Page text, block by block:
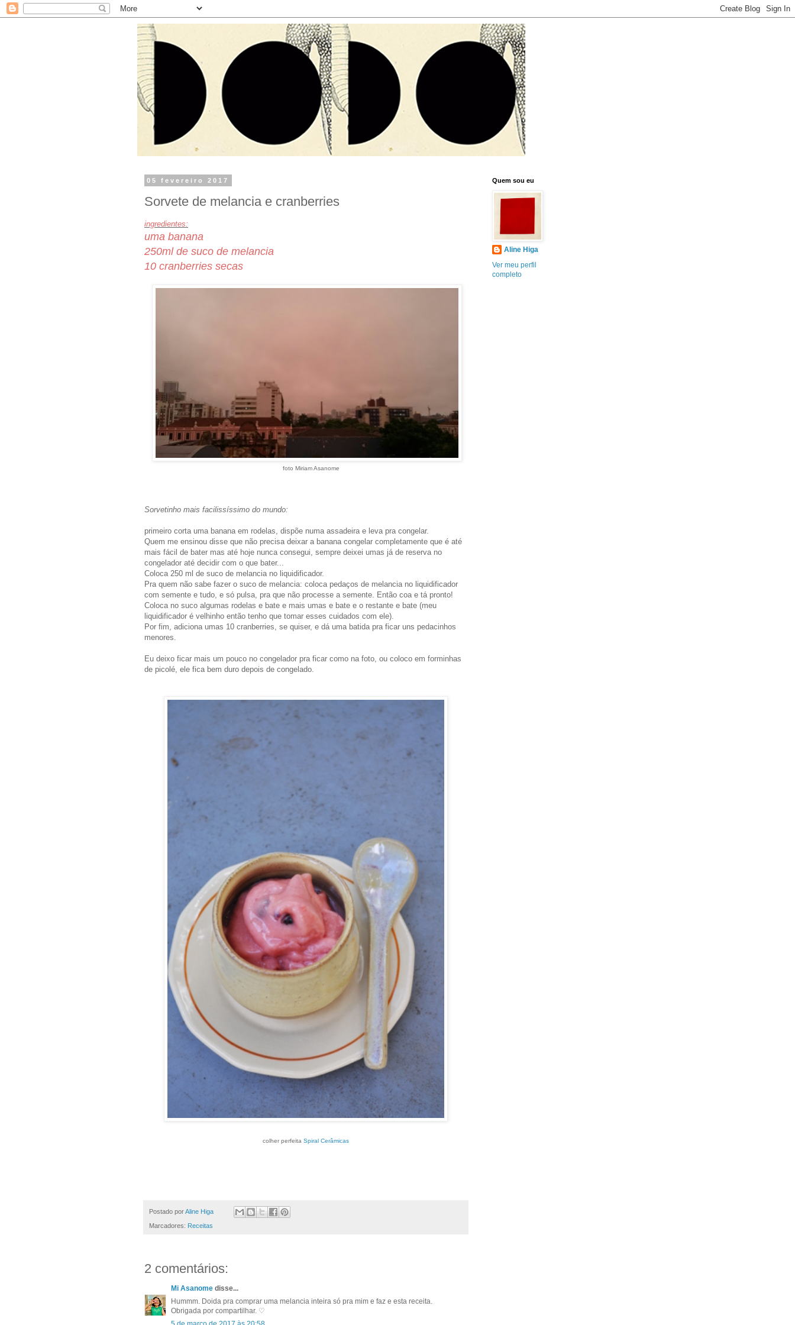
05 fevereiro 2017
Sorvete de melancia e cranberries
ingredientes:
uma banana
250ml de suco de melancia
10 cranberries secas
foto Miriam Asanome
Sorvetinho mais facilissíssimo do mundo:
primeiro corta uma banana em rodelas, dispõe numa assadeira e leva pra congelar.
Quem me ensinou disse que não precisa deixar a banana congelar completamente que é até
mais fácil de bater mas até hoje nunca consegui, sempre deixei umas já de reserva no
congelador até decidir com o que bater...
Coloca 250 ml de suco de melancia no liquidificador.
Pra quem não sabe fazer o suco de melancia: coloca pedaços de melancia no liquidificador
com semente e tudo, e só pulsa, pra que não processe a semente. Então coa e tá pronto!
Coloca no suco algumas rodelas e bate e mais umas e bate e o restante e bate (meu
liquidificador é velhinho então tenho que tomar esses cuidados com ele).
Por fim, adiciona umas 10 cranberries, se quiser, e dá uma batida pra ficar uns pedacinhos
menores.
Eu deixo ficar mais um pouco no congelador pra ficar como na foto, ou coloco em forminhas
de picolé, ele fica bem duro depois de congelado.
colher perfeita Spiral Cerâmicas
Postado porAline Higa
Marcadores: Receitas
2 comentários:
Mi Asanome disse...
Hummm. Doida pra comprar uma melancia inteira só pra mim e faz e esta receita.
Obrigada por compartilhar. ♡
Quem sou eu
Aline Higa
Ver meu perfil
completo